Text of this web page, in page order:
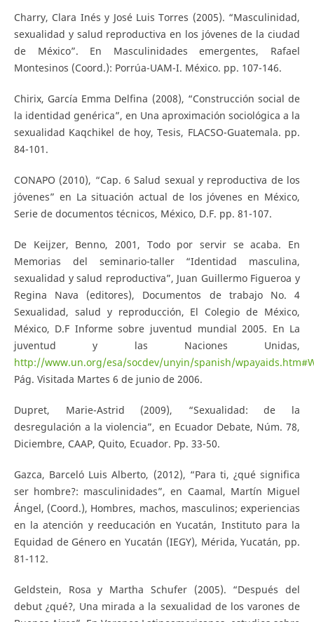
Charry, Clara Inés y José Luis Torres (2005). “Masculinidad,
sexualidad y salud reproductiva en los jóvenes de la ciudad
de México”. En Masculinidades emergentes, Rafael
Montesinos (Coord.): Porrúa-UAM-I. México. pp. 107-146.
Chirix, García Emma Delfina (2008), “Construcción social de
la identidad genérica”, en Una aproximación sociológica a la
sexualidad Kaqchikel de hoy, Tesis, FLACSO-Guatemala. pp.
84-101.
CONAPO (2010), “Cap. 6 Salud sexual y reproductiva de los
jóvenes” en La situación actual de los jóvenes en México,
Serie de documentos técnicos, México, D.F. pp. 81-107.
De Keijzer, Benno, 2001, Todo por servir se acaba. En
Memorias del seminario-taller “Identidad masculina,
sexualidad y salud reproductiva”, Juan Guillermo Figueroa y
Regina Nava (editores), Documentos de trabajo No. 4
Sexualidad, salud y reproducción, El Colegio de México,
México, D.F Informe sobre juventud mundial 2005. En La
juventud y las Naciones Unidas,
http://www.un.org/esa/socdev/unyin/spanish/
Pág. Visitada Martes 6 de junio de 2006.
Dupret, Marie-Astrid (2009), “Sexualidad: de la
desregulación a la violencia”, en Ecuador Debate, Núm. 78,
Diciembre, CAAP, Quito, Ecuador. Pp. 33-50.
Gazca, Barceló Luis Alberto, (2012), “Para ti, ¿qué significa
ser hombre?: masculinidades”, en Caamal, Martín Miguel
Ángel, (Coord.), Hombres, machos, masculinos; experiencias
en la atención y reeducación en Yucatán, Instituto para la
Equidad de Género en Yucatán (IEGY), Mérida, Yucatán, pp.
81-112.
Geldstein, Rosa y Martha Schufer (2005). “Después del
debut ¿qué?, Una mirada a la sexualidad de los varones de